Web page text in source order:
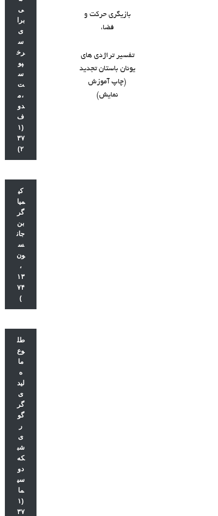
بازیگری حرکت و
فضا،
تفسیر تراژدی های
یونان باستان تجدید
(چاپ آموزش
نمایش)
ی
برا
ی
س
رخ
پو
س
ت
،م
دو
ف
(۱
۳۷
۲)
کی
میا
گر
بن
جان
س
ون
،
۱۳
۷۴
)
طل
وع
ما
ه
لید
ی
گر
گو
ر
ی
شب
که
دو
سی
ما
(۱
۳۷